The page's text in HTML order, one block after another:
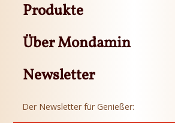
Produkte
Über Mondamin
Newsletter
Der Newsletter für Genießer: